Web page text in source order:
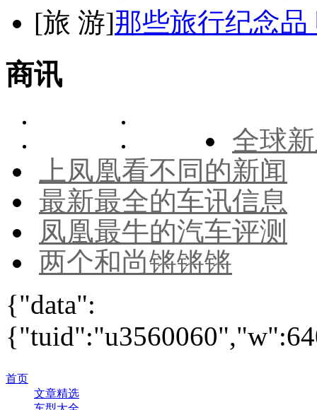
[旅 游]那些旅行纪念
商讯
全球
上凤凰看不同的新闻
最新最全的车讯信息
凤凰最牛的汽车评测
两个和尚锵锵锵
{"data":
首页
文章精选